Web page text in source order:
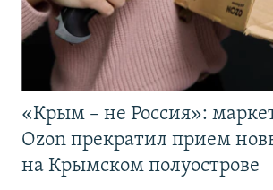
«Крым – не Россия»:
Ozon прекратил прием
на Крымском полуострове